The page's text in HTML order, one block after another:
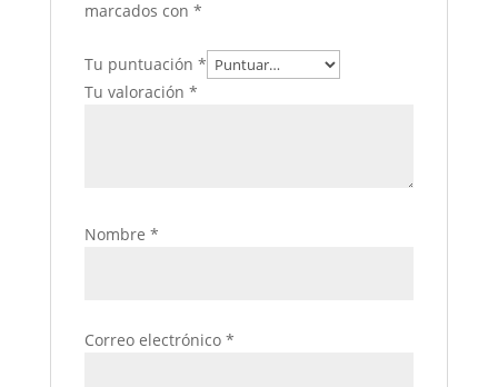
marcados con *
Tu puntuación *
Tu valoración *
Nombre *
Correo electrónico *